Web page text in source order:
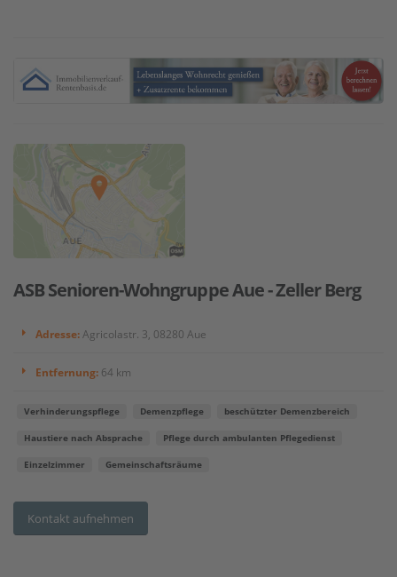
ASB Senioren-Wohngruppe Aue - Zeller Berg
Adresse:Agricolastr. 3, 08280 Aue
Entfernung: 64 km
Verhinderungspflege Demenzpflege beschützter Demenzbereich
Haustiere nach Absprache Pflege durch ambulanten Pflegedienst
Einzelzimmer Gemeinschaftsräume
Kontakt aufnehmen